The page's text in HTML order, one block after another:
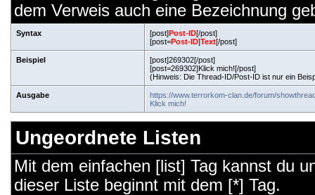
dem Verweis auch eine Bezeichnung
Syntax [post]Post-ID[/post]
[post=Post-ID]Text[/post]
Beispiel
[post]269302[/post]
[post=269302]Klick mich![/post]
(Hinweis: Die Thread-ID/Post-ID ist nur ein
Ausgabe
https://www.terrorkom-clan.de/forum/
Klick mich!
Ungeordnete Listen
Mit dem einfachen [list] Tag kannst du
dieser Liste beginnt mit dem [*] Tag.